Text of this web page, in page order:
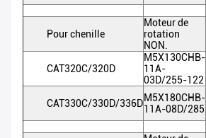
Pour chenille
Moteur de
rotation
NON.
CAT320C/320D
M5X130CHB-
11A-
03D/255-122
CAT330C/330D/336DM5X180CHB-
11A-08D/285